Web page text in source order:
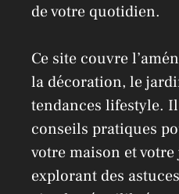
de votre quotidien.
Ce site couvre
la décoration, le
tendances lifestyle.
conseils pratiques
votre maison et
explorant des